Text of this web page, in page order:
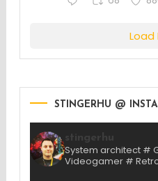
Load
STINGERHU @ INSTA
System architect #
Videogamer #